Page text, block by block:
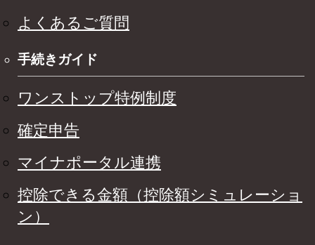
よくあるご質問
手続きガイド
ワンストップ特例制度
確定申告
マイナポータル連携
控除できる金額（控除額シミュレーショ
ン）